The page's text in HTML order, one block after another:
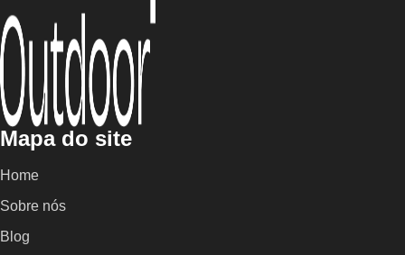
Mapa do site
Home
Sobre nós
Blog